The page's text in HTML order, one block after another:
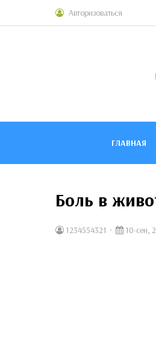
Авторизоваться
ГЛАВНАЯ
Боль в
1234554321 10-сен,